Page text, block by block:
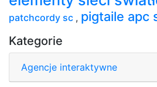
patchcordy sc , pigtaile apc
Kategorie
Agencje interaktywne